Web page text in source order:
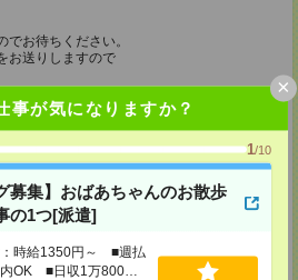
事が気になりますか？
1/10
募集】おばあちゃんのお散歩
の1つ[派遣]
：時給1350円～ ■週払
OK ■日収1万800円
×
お待ちください。
お送りしますので
願いします